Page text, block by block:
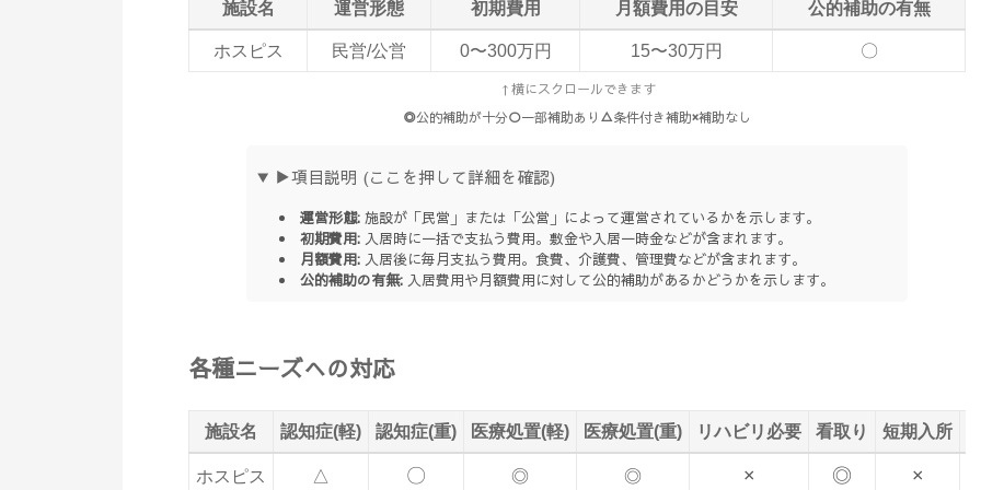
施設名 運営形態 初期費用 月額費用の目安 公的補助の有無
ホスピス 民営/公営 0〜300万円 15〜30万円 〇
↑横にスクロールできます
◎公的補助が十分○一部補助あり △条件付き補助×補助なし
▶項目説明 (ここを押して詳細を確認)
運営形態: 施設が「民営」または「公営」によって運営されているかを示します。
初期費用: 入居時に一括で支払う費用。敷金や入居一時金などが含まれます。
月額費用: 入居後に毎月支払う費用。食費、介護費、管理費などが含まれます。
公的補助の有無: 入居費用や月額費用に対して公的補助があるかどうかを示します。
各種ニーズへの対応
施設名 認知症(軽) 認知症(重) 医療処置(軽) 医療処置(重) リハビリ必要 看取り 短期入所
ホスピス △ 〇 ◎ ◎ × ◎ ×